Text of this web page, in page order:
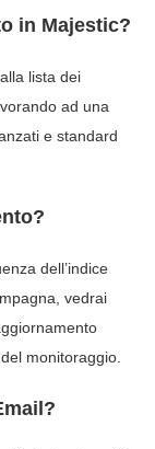
in Majestic?
lista dei
ad una
e standard
dell’indice
vedrai
monitoraggio.